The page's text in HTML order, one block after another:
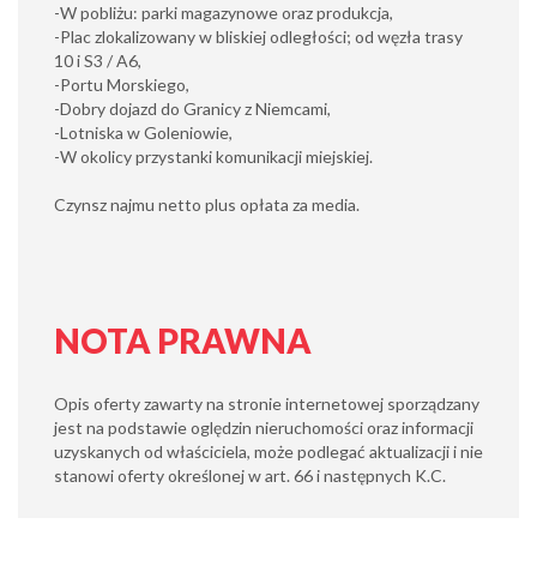
-W pobliżu: parki magazynowe oraz produkcja,
-Plac zlokalizowany w bliskiej odległości; od węzła trasy
10 i S3 / A6,
-Portu Morskiego,
-Dobry dojazd do Granicy z Niemcami,
-Lotniska w Goleniowie,
-W okolicy przystanki komunikacji miejskiej.
Czynsz najmu netto plus opłata za media.
NOTA PRAWNA
Opis oferty zawarty na stronie internetowej sporządzany
jest na podstawie oględzin nieruchomości oraz informacji
uzyskanych od właściciela, może podlegać aktualizacji i nie
stanowi oferty określonej w art. 66 i następnych K.C.